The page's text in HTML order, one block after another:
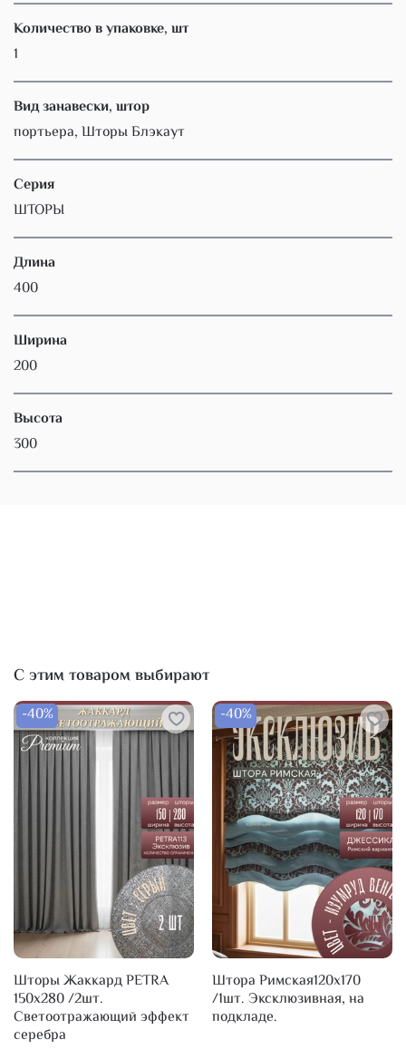
Количество в упаковке, шт
1
Вид занавески, штор
портьера, Шторы Блэкаут
Серия
ШТОРЫ
Длина
400
Ширина
200
Высота
300
С этим товаром выбирают
-40%
Шторы Жаккард PETRA
150х280 /2шт.
Светоотражающий эффект
серебра
-40%
Штора Римская120х170
/1шт. Эксклюзивная, на
подкладе.